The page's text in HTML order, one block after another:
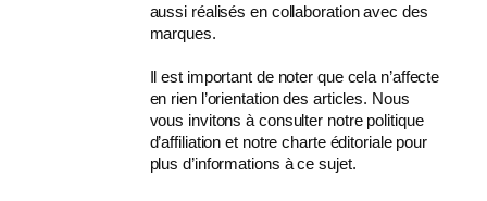
aussi réalisés en collaboration avec des
marques.
Il est important de noter que cela n’affecte
en rien l’orientation des articles. Nous
vous invitons à consulter notre politique
d’affiliation et notre charte éditoriale pour
plus d’informations à ce sujet.